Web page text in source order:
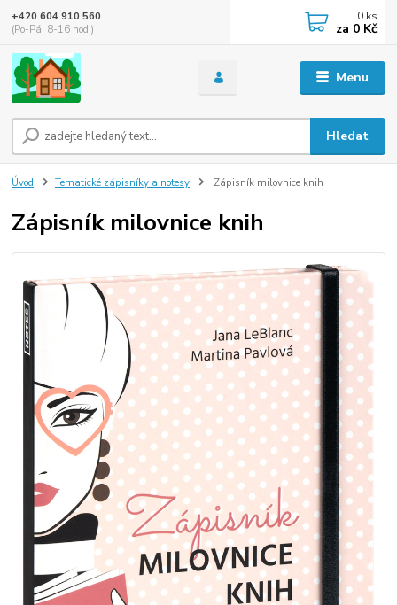
Menu
Hledat
+420 604 910 560
(Po-Pá, 8-16 hod.)
0 ks
za 0 Kč
Úvod Tematické zápisníky a notesy Zápisník milovnice knih
Zápisník milovnice knih